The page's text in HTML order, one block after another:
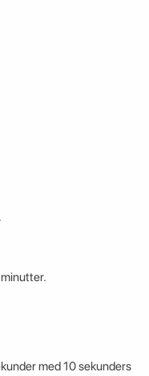
med 10 sekunders